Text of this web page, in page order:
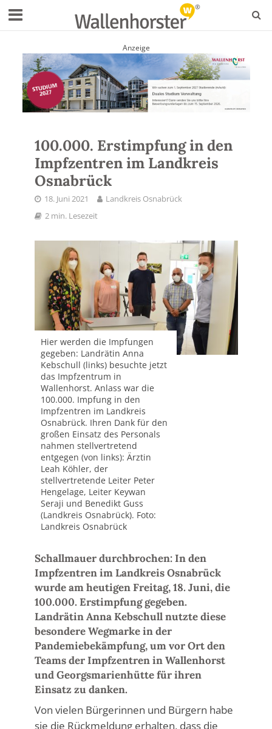
Anzeige
100.000. Erstimpfung in den
Impfzentren im Landkreis
Osnabrück
18. Juni 2021
Landkreis Osnabrück
2 min. Lesezeit
Hier werden die Impfungen
gegeben: Landrätin Anna
Kebschull (links) besuchte jetzt
das Impfzentrum in
Wallenhorst. Anlass war die
100.000. Impfung in den
Impfzentren im Landkreis
Osnabrück. Ihren Dank für den
großen Einsatz des Personals
nahmen stellvertretend
entgegen (von links): Ärztin
Leah Köhler, der
stellvertretende Leiter Peter
Hengelage, Leiter Keywan
Seraji und Benedikt Guss
(Landkreis Osnabrück). Foto:
Landkreis Osnabrück
Schallmauer durchbrochen: In den
Impfzentren im Landkreis Osnabrück
wurde am heutigen Freitag, 18. Juni, die
100.000. Erstimpfung gegeben.
Landrätin Anna Kebschull nutzte diese
besondere Wegmarke in der
Pandemiebekämpfung, um vor Ort den
Teams der Impfzentren in Wallenhorst
und Georgsmarienhütte für ihren
Einsatz zu danken.
Von vielen Bürgerinnen und Bürgern habe
sie die Rückmeldung erhalten, dass die